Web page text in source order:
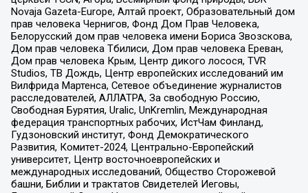
Novaja Gazeta-Europe, Алтай проект, Образовательный дом
прав человека Чернигов, Фонд Дом Прав Человека,
Белорусский дом прав человека имени Бориса Звозскова,
Дом прав человека Тбилиси, Дом прав человека Ереван,
Дом прав человека Крым, Центр дикого лосося, TVR
Studios, ТВ Дождь, Центр европейских исследований им
Вилфрида Мартенса, Сетевое объединение журналистов
расследователей, АЛЛАТРА, За свободную Россию,
Свободная Бурятия, Uralic, UnKremlin, Международная
федерация транспортных рабочих, ИстЧам Финланд,
Гудзоновский институт, Фонд Демократического
Развития, Комитет-2024, Центрально-Европейский
университет, Центр восточноевропейских и
международных исследований, Общество Сторожевой
башни, Библии и трактатов Свидетелей Иеговы,